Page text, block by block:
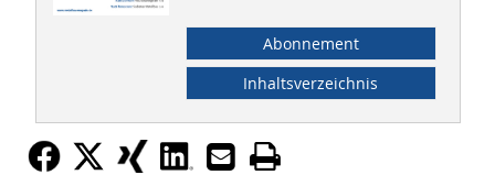
Abonnement
Inhaltsverzeichnis